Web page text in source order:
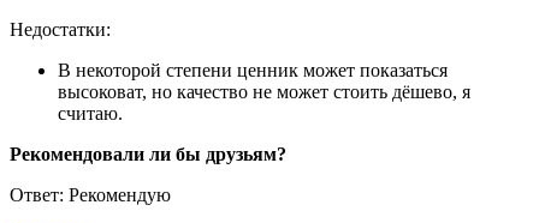
Недостатки:
В некоторой степени ценник может показаться
высоковат, но качество не может стоить дёшево, я
считаю.
Рекомендовали ли бы друзьям?
Ответ: Рекомендую